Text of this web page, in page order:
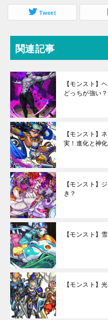
Tweet
関連記事
【モンスト】
どっちが強い？
【モンスト】
実！進化と神
【モンスト】
き？
【モンスト】
【モンスト】